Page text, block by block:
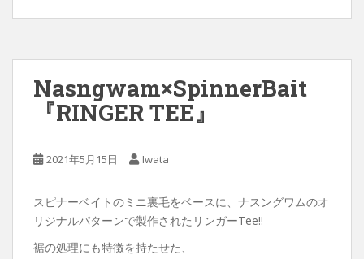
Nasngwam×SpinnerBait
『RINGER TEE』
2021年5月15日 Iwata
スピナーベイトのミニ裏毛をベースに、ナスングワムのオ
リジナルパターンで製作されたリンガーTee‼︎
裾の処理にも特徴を持たせた、